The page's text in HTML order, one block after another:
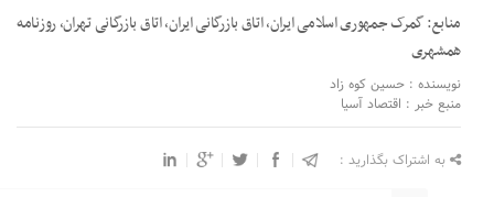
منابع: گمرک جمهوری اسلامی ایران، اتاق بازرگانی ایران، اتاق بازرگانی تهران، روزنامه
همشهری
نویسنده : حسین کوه زاد
منبع خبر : اقتصاد آسیا
به اشتراک بگذارید :